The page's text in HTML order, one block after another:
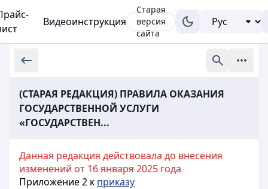
Видеоинструкция
Старая
версия
сайта
(СТАРАЯ РЕДАКЦИЯ) ПРАВИЛА ОКАЗАНИЯ
ГОСУДАРСТВЕННОЙ УСЛУГИ
«ГОСУДАРСТВЕН...
Данная редакция действовала до внесения
изменений от 16 января 2025 года
Приложение 2 к приказу